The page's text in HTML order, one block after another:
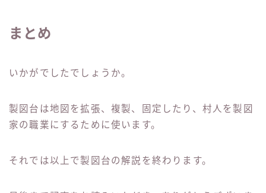
まとめ
いかがでしたでしょうか。
製図台は地図を拡張、複製、固定したり、村人を製図
家の職業にするために使います。
それでは以上で製図台の解説を終わります。